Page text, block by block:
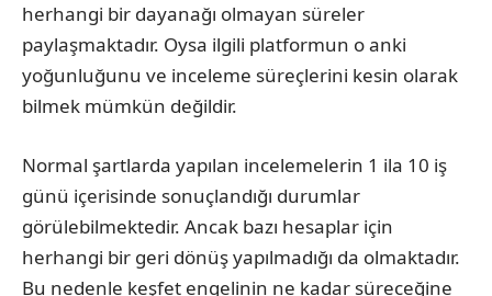
herhangi bir dayanağı olmayan süreler
paylaşmaktadır. Oysa ilgili platformun o anki
yoğunluğunu ve inceleme süreçlerini kesin olarak
bilmek mümkün değildir.
Normal şartlarda yapılan incelemelerin 1 ila 10 iş
günü içerisinde sonuçlandığı durumlar
görülebilmektedir. Ancak bazı hesaplar için
herhangi bir geri dönüş yapılmadığı da olmaktadır.
Bu nedenle keşfet engelinin ne kadar süreceğine